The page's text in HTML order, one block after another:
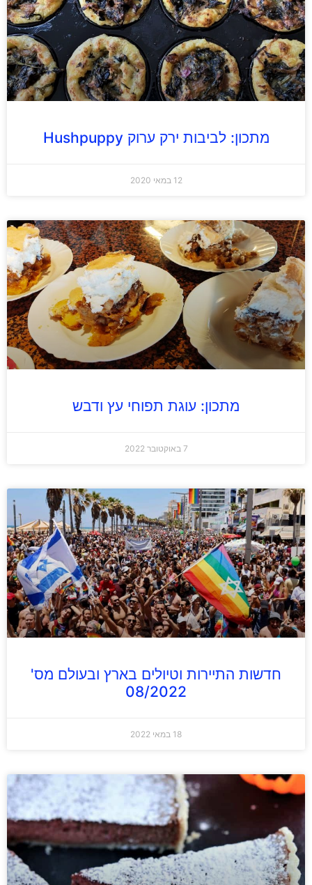
מתכון: לביבות ירק ערוק Hushpuppy
12 במאי 2020
מתכון: עוגת תפוחי עץ ודבש
7 באוקטובר 2022
חדשות התיירות וטיולים בארץ ובעולם מס'
08/2022
18 במאי 2022